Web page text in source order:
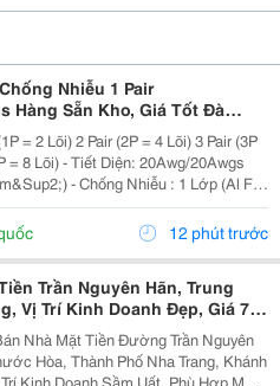
Nhiễu 1 Pair
Hàng Sẵn Kho, Giá Tốt Đà
= 2 Lõi) 2 Pair (2P = 4 Lõi) 3 Pair (3P
20Awg/20Awgs
- Chống Nhiễu : 1 Lớp (Al Foil
(Al Foil + Lớp Lưới Chống Nhiễu) -
12 phút trước
Trần Nguyên Hãn, Trung
Vị Trí Kinh Doanh Đẹp, Giá 7,4
Nhà Mặt Tiền Đường Trần Nguyên
Hòa, Thành Phố Nha Trang, Khánh
Kinh Doanh Sầm Uất, Phù Hợp Mở